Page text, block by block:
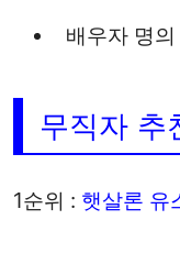
배우자 명
무직자 추
1순위 : 햇살론 유